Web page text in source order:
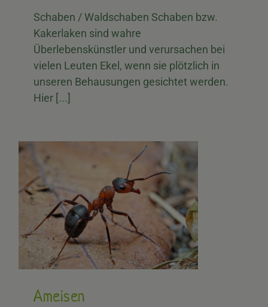
Schaben / Waldschaben Schaben bzw.
Kakerlaken sind wahre
Überlebenskünstler und verursachen bei
vielen Leuten Ekel, wenn sie plötzlich in
unseren Behausungen gesichtet werden.
Hier [...]
Ameisen